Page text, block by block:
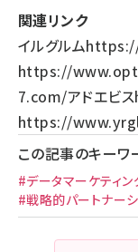
関連リンク
イルグルム
https://
7.com/アドエビス
https://
この記事のキーワ
#データマーケティン
#戦略的パートナー